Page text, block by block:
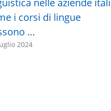
nelle aziende
i corsi di lingue
…
2024